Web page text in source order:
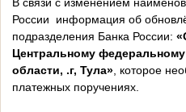
России информация об
подразделения Банка России:
Центральному
области, .г, Тула» , которое
платежных поручениях.